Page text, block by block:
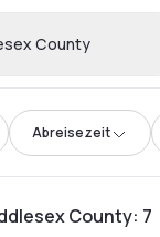
County
Abreisezeit
County: 7